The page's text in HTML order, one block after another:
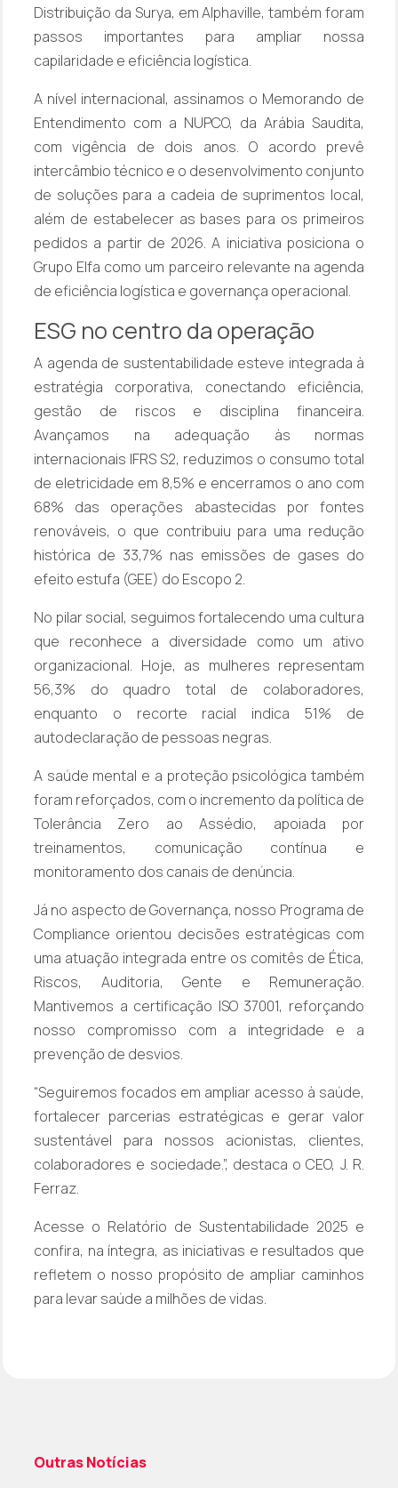
Distribuição da Surya, em Alphaville, também foram
passos importantes para ampliar nossa
capilaridade e eficiência logística.
A nível internacional, assinamos o Memorando de
Entendimento com a NUPCO, da Arábia Saudita,
com vigência de dois anos. O acordo prevê
intercâmbio técnico e o desenvolvimento conjunto
de soluções para a cadeia de suprimentos local,
além de estabelecer as bases para os primeiros
pedidos a partir de 2026. A iniciativa posiciona o
Grupo Elfa como um parceiro relevante na agenda
de eficiência logística e governança operacional.
ESG no centro da operação
A agenda de sustentabilidade esteve integrada à
estratégia corporativa, conectando eficiência,
gestão de riscos e disciplina financeira.
Avançamos na adequação às normas
internacionais IFRS S2, reduzimos o consumo total
de eletricidade em 8,5% e encerramos o ano com
68% das operações abastecidas por fontes
renováveis, o que contribuiu para uma redução
histórica de 33,7% nas emissões de gases do
efeito estufa (GEE) do Escopo 2.
No pilar social, seguimos fortalecendo uma cultura
que reconhece a diversidade como um ativo
organizacional. Hoje, as mulheres representam
56,3% do quadro total de colaboradores,
enquanto o recorte racial indica 51% de
autodeclaração de pessoas negras.
A saúde mental e a proteção psicológica também
foram reforçados, com o incremento da política de
Tolerância Zero ao Assédio, apoiada por
treinamentos, comunicação contínua e
monitoramento dos canais de denúncia.
Já no aspecto de Governança, nosso Programa de
Compliance orientou decisões estratégicas com
uma atuação integrada entre os comitês de Ética,
Riscos, Auditoria, Gente e Remuneração.
Mantivemos a certificação ISO 37001, reforçando
nosso compromisso com a integridade e a
prevenção de desvios.
“Seguiremos focados em ampliar acesso à saúde,
fortalecer parcerias estratégicas e gerar valor
sustentável para nossos acionistas, clientes,
colaboradores e sociedade.”, destaca o CEO, J. R.
Ferraz.
Acesse o Relatório de Sustentabilidade 2025 e
confira, na íntegra, as iniciativas e resultados que
refletem o nosso propósito de ampliar caminhos
para levar saúde a milhões de vidas.
Outras Notícias